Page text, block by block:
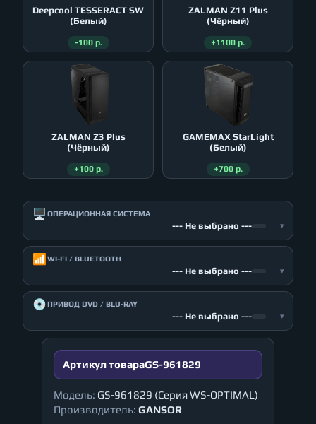
Deepcool TESSERACT SW
(Белый)
-100 р.
ZALMAN Z11 Plus
(Чёрный)
+1100 р.
ZALMAN Z3 Plus
(Чёрный)
+100 р.
GAMEMAX StarLight
(Белый)
+700 р.
🖥️ ОПЕРАЦИОННАЯ СИСТЕМА
--- Не выбрано --- ▾
📶 WI-FI / BLUETOOTH
--- Не выбрано --- ▾
💿ПРИВОД DVD / BLU-RAY
--- Не выбрано --- ▾
Артикул товараGS-961829
Модель: GS-961829 (Серия WS-OPTIMAL)
Производитель: GANSOR